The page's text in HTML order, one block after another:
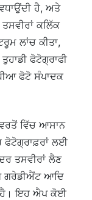
ਹੈ, ਅਤੇ
ਕਲਿੱਕ
ਲਾਂਚ ਕੀਤਾ,
ਫੋਟੋਗ੍ਰਾਫੀ
ਫੋਟੋ ਸੰਪਾਦਕ
ਵਿੱਚ ਆਸਾਨ
ਲਈ
ਤਸਵੀਰਾਂ ਲੈਣ
ਗਰੇਡੀਐਂਟ ਆਦਿ
ਹੈ। ਇਹ ਐਪ ਕੋਈ